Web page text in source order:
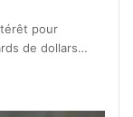
pour
de dollars…